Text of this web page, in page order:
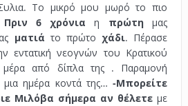
Το μικρό μου μωρό το πιο
Πριν 6 χρόνια η πρώτημας
ματιά το πρώτο χάδι. Πέρασε
εντατική νεογνών του Κρατικού
μέρα από δίπλα της . Παραμονή
μια ημέρα κοντά της…-Μπορείτε
Μιλόβα σήμερα αν θέλετεμε